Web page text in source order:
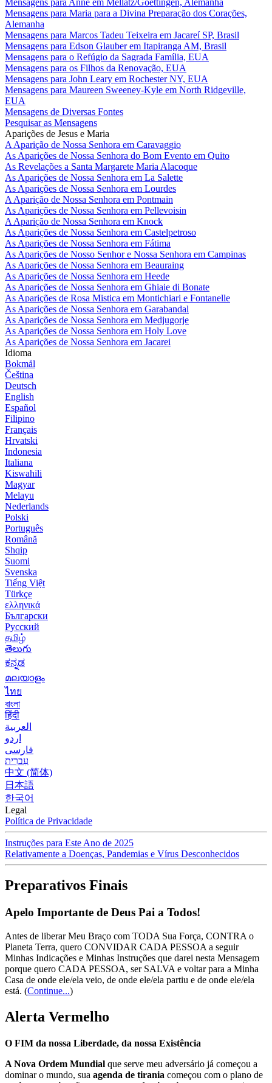
Mensagens para Maria para a Divina Preparação dos Corações,
Alemanha
Mensagens para Marcos Tadeu Teixeira em Jacareí SP, Brasil
Mensagens para Edson Glauber em Itapiranga AM, Brasil
Mensagens para o Refúgio da Sagrada Família, EUA
Mensagens para os Filhos da Renovação, EUA
Mensagens para John Leary em Rochester NY, EUA
Mensagens para Maureen Sweeney-Kyle em North Ridgeville,
EUA
Mensagens de Diversas Fontes
Pesquisar as Mensagens
Aparições de Jesus e Maria
A Aparição de Nossa Senhora em Caravaggio
As Aparições de Nossa Senhora do Bom Evento em Quito
As Revelações a Santa Margarete Maria Alacoque
As Aparições de Nossa Senhora em La Salette
As Aparições de Nossa Senhora em Lourdes
A Aparição de Nossa Senhora em Pontmain
As Aparições de Nossa Senhora em Pellevoisin
A Aparição de Nossa Senhora em Knock
As Aparições de Nossa Senhora em Castelpetroso
As Aparições de Nossa Senhora em Fátima
As Aparições de Nosso Senhor e Nossa Senhora em Campinas
As Aparições de Nossa Senhora em Beauraing
As Aparições de Nossa Senhora em Heede
As Aparições de Nossa Senhora em Ghiaie di Bonate
As Aparições de Rosa Mistica em Montichiari e Fontanelle
As Aparições de Nossa Senhora em Garabandal
As Aparições de Nossa Senhora em Medjugorje
As Aparições de Nossa Senhora em Holy Love
As Aparições de Nossa Senhora em Jacarei
Idioma
Bokmål
Čeština
Deutsch
English
Español
Filipino
Français
Hrvatski
Indonesia
Italiana
Kiswahili
Magyar
Melayu
Nederlands
Polski
Português
Română
Shqip
Suomi
Svenska
Tiếng Việt
Türkçe
ελληνικά
Български
Русский
தமிழ்
తెలుగు
ಕನ್ನಡ
മലയാളം
ไทย
বাংলা
हिंदी
العربية
اردو
فارسی
עִברִית
中文 (简体)
日本語
한국어
Legal
Política de Privacidade
Instruções para Este Ano de 2025
Relativamente a Doenças, Pandemias e Vírus Desconhecidos
Preparativos Finais
Apelo Importante de Deus Pai a Todos!
Antes de liberar Meu Braço com TODA Sua Força, CONTRA o
Planeta Terra, quero CONVIDAR CADA PESSOA a seguir
Minhas Indicações e Minhas Instruções que darei nesta Mensagem
porque quero CADA PESSOA, ser SALVA e voltar para a Minha
Casa de onde ele/ela veio, de onde ele/ela partiu e de onde ele/ela
está. (Continue...)
Alerta Vermelho
O FIM da nossa Liberdade, da nossa Existência
A Nova Ordem Mundial que serve meu adversário já começou a
dominar o mundo, sua agenda de tirania começou com o plano de